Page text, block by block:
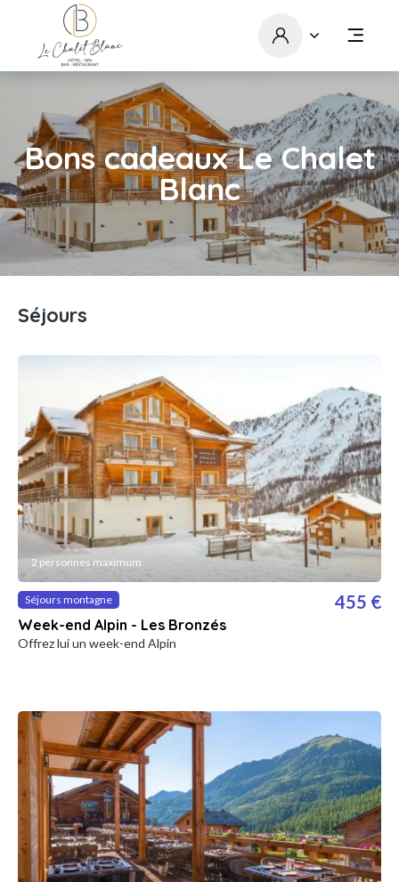
Bons cadeaux Le Chalet
Blanc
Séjours
2 personnes maximum
Séjours montagne
Week-end Alpin - Les Bronzés
455 €
Offrez lui un week-end Alpin